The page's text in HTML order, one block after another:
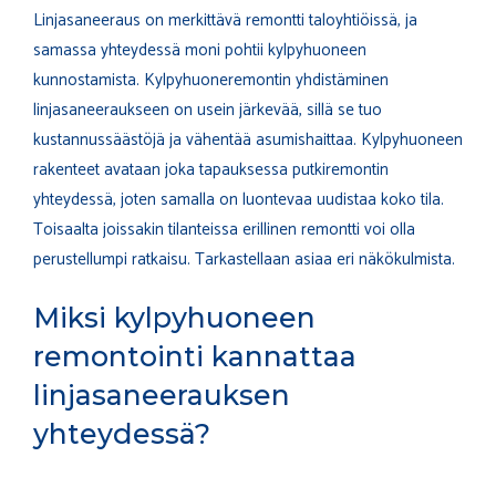
Linjasaneeraus on merkittävä remontti taloyhtiöissä, ja
samassa yhteydessä moni pohtii kylpyhuoneen
kunnostamista. Kylpyhuoneremontin yhdistäminen
linjasaneeraukseen on usein järkevää, sillä se tuo
kustannussäästöjä ja vähentää asumishaittaa. Kylpyhuoneen
rakenteet avataan joka tapauksessa putkiremontin
yhteydessä, joten samalla on luontevaa uudistaa koko tila.
Toisaalta joissakin tilanteissa erillinen remontti voi olla
perustellumpi ratkaisu. Tarkastellaan asiaa eri näkökulmista.
Miksi kylpyhuoneen
remontointi kannattaa
linjasaneerauksen
yhteydessä?